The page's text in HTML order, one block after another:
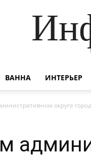
ВАННА ИНТЕРЬЕР
округе